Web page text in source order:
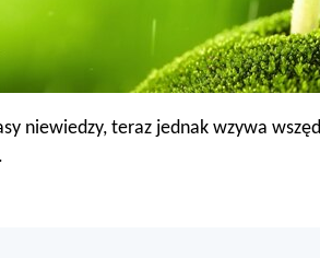
niewiedzy, teraz jednak wzywa